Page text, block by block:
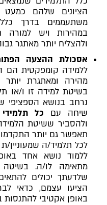
הציונים שלהם כמעט
משתעממים בדרך
במהירות ויש למורה
ולהצליח יותר מאתגר
אסכולת ההצעה
ללמידה קומפקטית הם
מהירה ומאתגרת יותר
בשיטת למידה זו ו/או
נרחב בנושא הספציפי
שיחה עם כל
ולהסביר ששיטת
תאפשר גם יותר
לכל תלמיד/ה
ללמוד נושא אחד
מתאימה לו/ה. בשיטה
שלדעתך יכולים
הציעו עצמם, כדאי
באופן אקטיבי להתנסות